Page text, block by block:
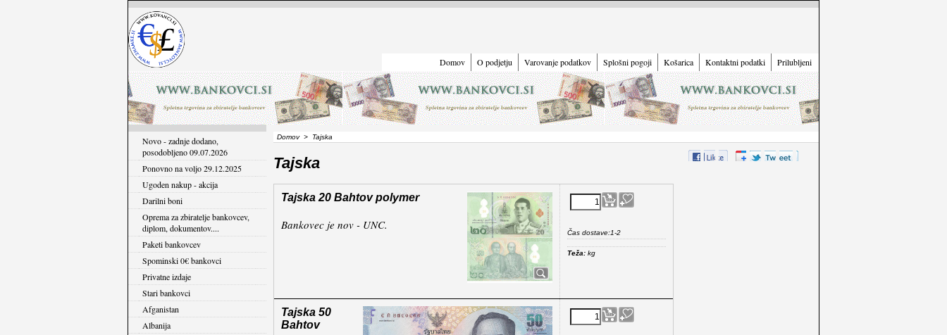
Domov O podjetju Varovanje podatkov Splošni pogoji Košarica Kontaktni podatki Prilubljeni
Novo - zadnje dodano,
posodobljeno 09.07.2026
Ponovno na voljo 29.12.2025
Ugoden nakup - akcija
Darilni boni
Oprema za zbiratelje bankovcev,
diplom, dokumentov....
Paketi bankovcev
Spominski 0€ bankovci
Privatne izdaje
Stari bankovci
Afganistan
Albanija
Domov> Tajska
Tajska
Čas dostave:1-2
Teža: kg
Tajska 20 Bahtov polymer
Bankovec je nov - UNC.
Tajska 50
Bahtov